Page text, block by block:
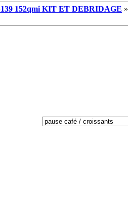
152qmi KIT ET DEBRIDAGE »